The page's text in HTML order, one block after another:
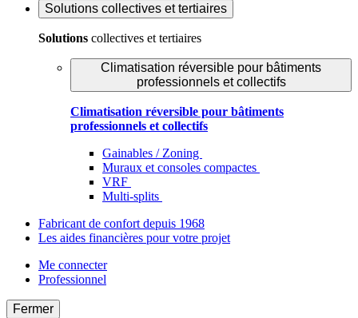
Solutions collectives et tertiaires
Solutions collectives et tertiaires
Climatisation réversible pour bâtiments
professionnels et collectifs
Climatisation réversible pour bâtiments
professionnels et collectifs
Gainables / Zoning
Muraux et consoles compactes
VRF
Multi-splits
Fabricant de confort depuis 1968
Les aides financières pour votre projet
Me connecter
Professionnel
Fermer